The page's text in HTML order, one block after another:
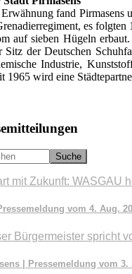
fand Pirmasens
es
auf sieben Hügeln
Sitz der Deutschen
Industrie,
1965 wird eine
mit Zukunft: WASGAU
vom 4. Aug.
Bürgermeister spricht
| Pressemeldung vom 3.